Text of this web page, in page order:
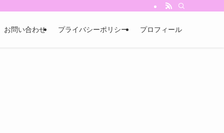
お問い合わせ プライバシーポリシー プロフィール